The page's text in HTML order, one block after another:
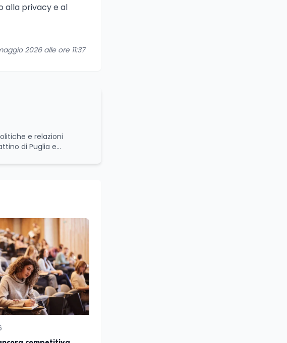
alla privacy e al
2026 alle ore 11:37
e relazioni
di Puglia e
e sui programmi
culturale e
al volume
di Alleanza
dell’Italian sounding,
e di costume,
e internazionale
e la crescita sociale